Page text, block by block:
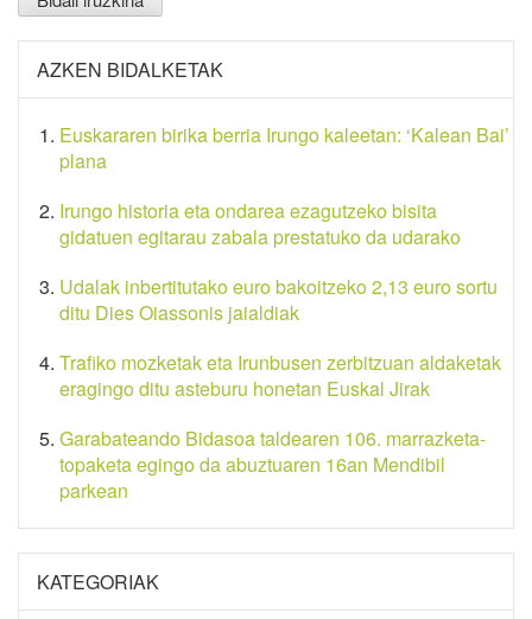
AZKEN BIDALKETAK
Euskararen birika berria Irungo kaleetan: ‘Kalean Bai’
plana
Irungo historia eta ondarea ezagutzeko bisita
gidatuen egitarau zabala prestatuko da udarako
Udalak inbertitutako euro bakoitzeko 2,13 euro sortu
ditu Dies Oiassonis jaialdiak
Trafiko mozketak eta Irunbusen zerbitzuan aldaketak
eragingo ditu asteburu honetan Euskal Jirak
Garabateando Bidasoa taldearen 106. marrazketa-
topaketa egingo da abuztuaren 16an Mendibil
parkean
KATEGORIAK